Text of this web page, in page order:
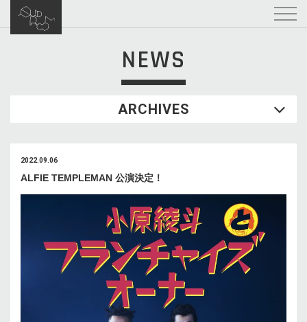
NEWS
ARCHIVES
2022.09.06
ALFIE TEMPLEMAN 公演決定！